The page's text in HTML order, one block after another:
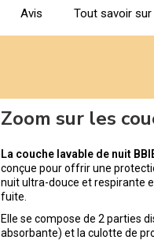
Avis Tout savoir
Zoom sur les
La couche lavable de nuit
conçue pour offrir une
nuit ultra-douce et respirante
fuite.
Elle se compose de 2 parties
absorbante) et la culotte de